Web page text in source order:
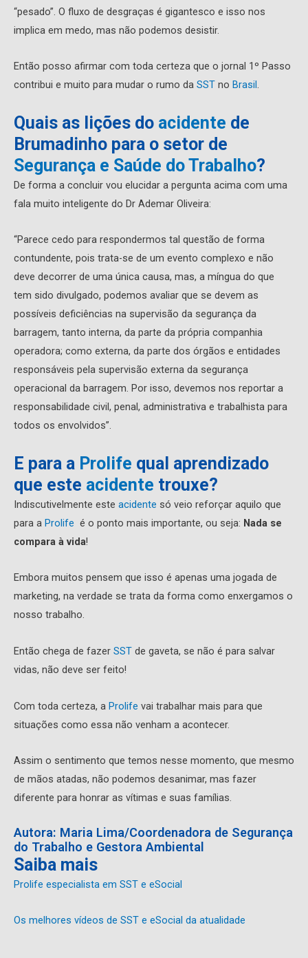
“pesado”. O fluxo de desgraças é gigantesco e isso nos
implica em medo, mas não podemos desistir.
Então posso afirmar com toda certeza que o jornal 1º Passo
contribui e muito para mudar o rumo da SST no Brasil .
Quais as lições do acidente de
Brumadinho para o setor de
Segurança e Saúde do Trabalho?
De forma a concluir vou elucidar a pergunta acima com uma
fala muito inteligente do Dr Ademar Oliveira:
“Parece cedo para respondermos tal questão de forma
contundente, pois trata-se de um evento complexo e não
deve decorrer de uma única causa, mas, a míngua do que
tem sido divulgado, podemos avaliar que se devem as
possíveis deficiências na supervisão da segurança da
barragem, tanto interna, da parte da própria companhia
operadora; como externa, da parte dos órgãos e entidades
responsáveis pela supervisão externa da segurança
operacional da barragem. Por isso, devemos nos reportar a
responsabilidade civil, penal, administrativa e trabalhista para
todos os envolvidos”.
E para a Prolife qual aprendizado
que este acidente trouxe?
Indiscutivelmente este acidente só veio reforçar aquilo que
para a Prolife é o ponto mais importante, ou seja: Nada se
compara à vida!
Embora muitos pensem que isso é apenas uma jogada de
marketing, na verdade se trata da forma como enxergamos o
nosso trabalho.
Então chega de fazer SST de gaveta, se não é para salvar
vidas, não deve ser feito!
Com toda certeza, a Prolife vai trabalhar mais para que
situações como essa não venham a acontecer.
Assim o sentimento que temos nesse momento, que mesmo
de mãos atadas, não podemos desanimar, mas fazer
diferente para honrar as vítimas e suas famílias.
Autora: Maria Lima/Coordenadora de Segurança
do Trabalho e Gestora Ambiental
Saiba mais
Prolife especialista em SST e eSocial
Os melhores vídeos de SST e eSocial da atualidade